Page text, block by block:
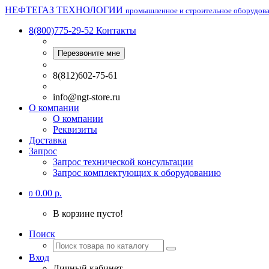
НЕФТЕГАЗ ТЕХНОЛОГИИ промышленное и строительное
8(800)775-29-52 Контакты
Перезвоните мне
8(812)602-75-61
info@ngt-store.ru
О компании
О компании
Реквизиты
Доставка
Запрос
Запрос технической консультации
Запрос комплектующих к оборудованию
0 0.00 р.
В корзине пусто!
Поиск
Вход